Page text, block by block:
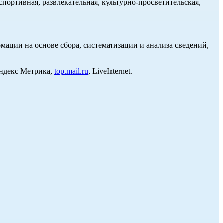
развлекательная, культурно-просветительская,
на основе сбора, систематизации и анализа сведений,
Метрика, top.mail.ru, LiveInternet.